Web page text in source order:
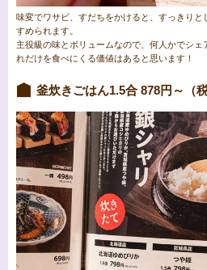
味変でワサビ、すだちをかけると、すっきり
すめられます。
主役級の味とボリュームなので、何人かでシェ
れだけを食べにくる価値はあると思います！
釜炊きごはん1.5合 878円～（税